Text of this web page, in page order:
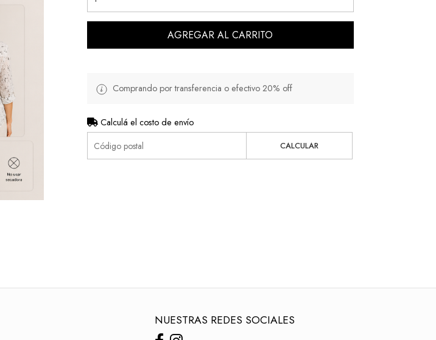
AGREGAR AL CARRITO
Comprando por transferencia o efectivo 20% off
Calculá el costo de envío
CALCULAR
NUESTRAS REDES SOCIALES